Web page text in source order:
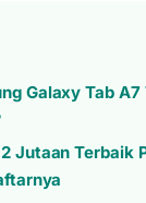
Galaxy Tab
Jutaan Terbaik